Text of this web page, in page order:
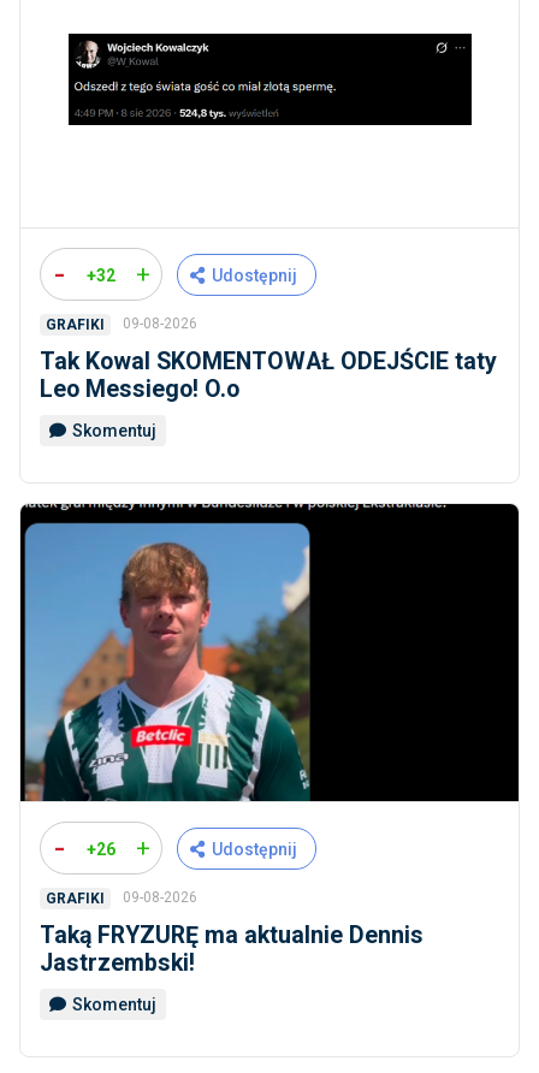
- +32 + Udostępnij
GRAFIKI 09-08-2026
Tak Kowal SKOMENTOWAŁ ODEJŚCIE taty
Leo Messiego! O.o
Skomentuj
- +26 + Udostępnij
GRAFIKI 09-08-2026
Taką FRYZURĘ ma aktualnie Dennis
Jastrzembski!
Skomentuj